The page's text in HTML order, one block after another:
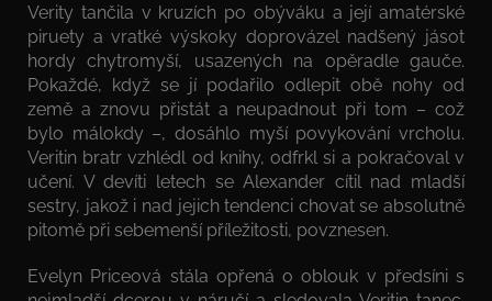
Verity tančila v kruzích po obýváku a její amatérské
piruety a vratké výskoky doprovázel nadšený jásot
hordy chytromyší, usazených na opěradle gauče.
Pokaždé, když se jí podařilo odlepit obě nohy od
země a znovu přistát a neupadnout při tom – což
bylo málokdy –, dosáhlo myší povykování vrcholu.
Veritin bratr vzhlédl od knihy, odfrkl si a pokračoval v
učení. V devíti letech se Alexander cítil nad mladší
sestry, jakož i nad jejich tendenci chovat se absolutně
pitomě při sebemenší příležitosti, povznesen.
Evelyn Priceová stála opřená o oblouk v předsíni s